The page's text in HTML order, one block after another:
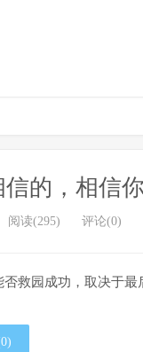
的，相信你
阅读(295) 评论(0)
救园成功，取决于最
0)